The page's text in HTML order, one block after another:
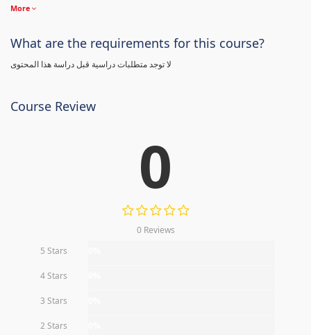
More
What are the requirements for this course?
لا توجد متطلبات دراسية قبل دراسة هذا المحتوى
Course Review
0
0 Reviews
5 Stars
4 Stars
3 Stars
2 Stars